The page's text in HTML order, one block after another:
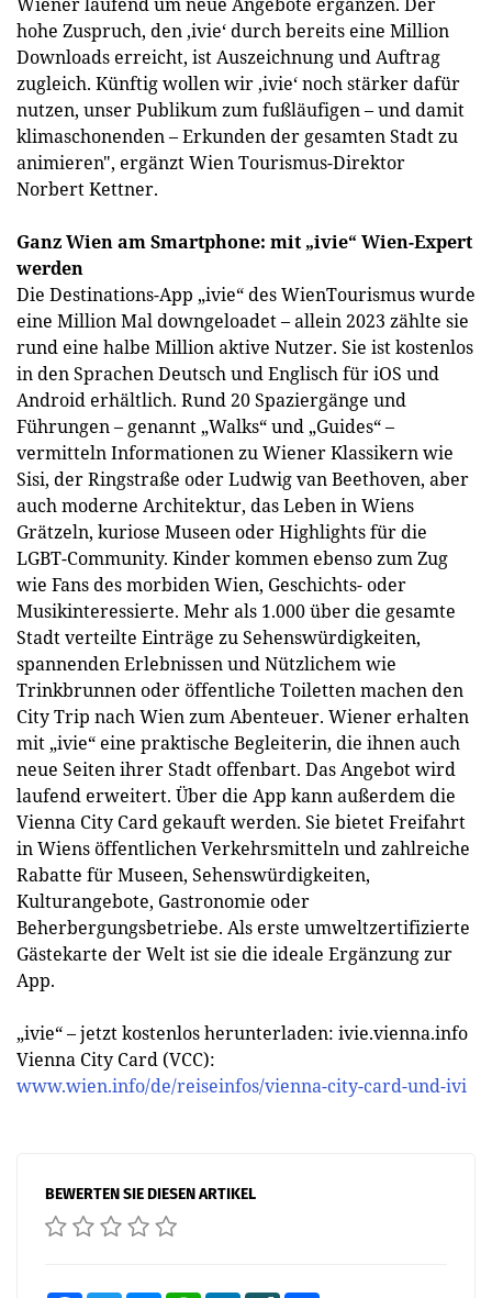
hohe Zuspruch, den ‚ivie‘ durch bereits eine Million
Downloads erreicht, ist Auszeichnung und Auftrag
zugleich. Künftig wollen wir ‚ivie‘ noch stärker dafür
nutzen, unser Publikum zum fußläufigen – und damit
klimaschonenden – Erkunden der gesamten Stadt zu
animieren", ergänzt Wien Tourismus-Direktor
Norbert Kettner.
Ganz Wien am Smartphone: mit „ivie“ Wien-Expert
werden
Die Destinations-App „ivie“ des WienTourismus wurde
eine Million Mal downgeloadet – allein 2023 zählte sie
rund eine halbe Million aktive Nutzer. Sie ist kostenlos
in den Sprachen Deutsch und Englisch für iOS und
Android erhältlich. Rund 20 Spaziergänge und
Führungen – genannt „Walks“ und „Guides“ –
vermitteln Informationen zu Wiener Klassikern wie
Sisi, der Ringstraße oder Ludwig van Beethoven, aber
auch moderne Architektur, das Leben in Wiens
Grätzeln, kuriose Museen oder Highlights für die
LGBT-Community. Kinder kommen ebenso zum Zug
wie Fans des morbiden Wien, Geschichts- oder
Musikinteressierte. Mehr als 1.000 über die gesamte
Stadt verteilte Einträge zu Sehenswürdigkeiten,
spannenden Erlebnissen und Nützlichem wie
Trinkbrunnen oder öffentliche Toiletten machen den
City Trip nach Wien zum Abenteuer. Wiener erhalten
mit „ivie“ eine praktische Begleiterin, die ihnen auch
neue Seiten ihrer Stadt offenbart. Das Angebot wird
laufend erweitert. Über die App kann außerdem die
Vienna City Card gekauft werden. Sie bietet Freifahrt
in Wiens öffentlichen Verkehrsmitteln und zahlreiche
Rabatte für Museen, Sehenswürdigkeiten,
Kulturangebote, Gastronomie oder
Beherbergungsbetriebe. Als erste umweltzertifizierte
Gästekarte der Welt ist sie die ideale Ergänzung zur
App.
„ivie“ – jetzt kostenlos herunterladen: ivie.vienna.info
Vienna City Card (VCC):
www.wien.info/de/reiseinfos/vienna-city-card-und-ivi
BEWERTEN SIE DIESEN ARTIKEL